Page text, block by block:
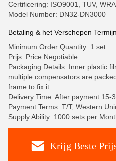
Certificering: ISO9001, TUV,
Model Number: DN32-DN3000
Betaling & het Verschepen
Minimum Order Quantity: 1 set
Prijs: Price Negotiable
Packaging Details: Inner plastic
multiple compensators are
frame to fix it.
Delivery Time: After payment 15-
Payment Terms: T/T, Western
Supply Ability: 1000 sets per
Krijg Beste